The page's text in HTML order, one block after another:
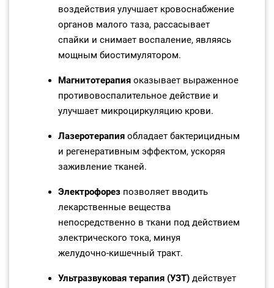
воздействия улучшает кровоснабжение
органов малого таза, рассасывает
спайки и снимает воспаление, являясь
мощным биостимулятором.
Магнитотерапия оказывает выраженное
противовоспалительное действие и
улучшает микроциркуляцию крови.
Лазеротерапия обладает бактерицидным
и регенеративным эффектом, ускоряя
заживление тканей.
Электрофорез позволяет вводить
лекарственные вещества
непосредственно в ткани под действием
электрического тока, минуя
желудочно‑кишечный тракт.
Ультразвуковая терапия (УЗТ) действует